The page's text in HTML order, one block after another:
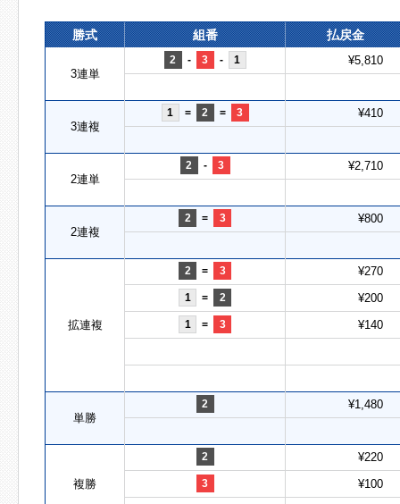
勝式 組番 払戻金
3連単
2 - 3 - 1 ¥5,810
3連複
1 = 2 = 3 ¥410
2連単
2 - 3 ¥2,710
2連複
2 = 3 ¥800
拡連複
2 = 3 ¥270
1 = 2 ¥200
1 = 3 ¥140
単勝
2 ¥1,480
複勝
2 ¥220
3 ¥100